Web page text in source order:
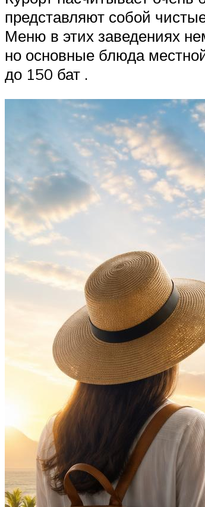
представляют собой
Меню в этих заведениях
но основные блюда
до 150 бат .